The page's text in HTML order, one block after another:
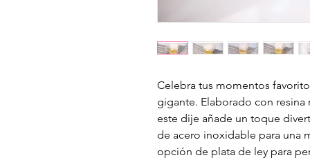
Celebra tus momentos
gigante. Elaborado con resina
este dije añade un toque
de acero inoxidable para una
opción de plata de ley para